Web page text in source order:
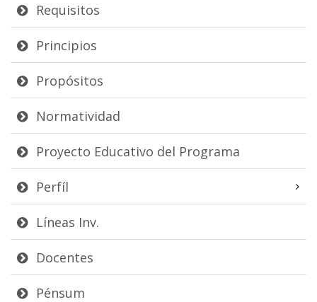
Requisitos
Principios
Propósitos
Normatividad
Proyecto Educativo del Programa
Perfíl
Líneas Inv.
Docentes
Pénsum